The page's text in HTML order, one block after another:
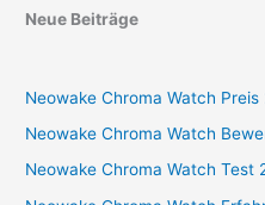
Neue Beiträge
Neowake Chroma Watch
Neowake Chroma Watch
Neowake Chroma Watch Test